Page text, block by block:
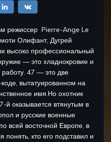
режиссер Pierre-Ange Le
Олифант, Дугрей
высоко профессиональный
— это хладнокровие и
работу. 47 — это две
вытатуированном на
имя.Но охотник
й оказывается втянутым в
и русские военные
всей восточной Европе, в
понять, кто его подставил и